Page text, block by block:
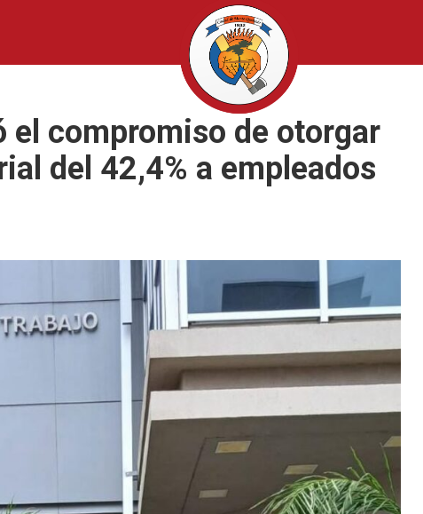
el compromiso de otorgar
del 42,4% a empleados